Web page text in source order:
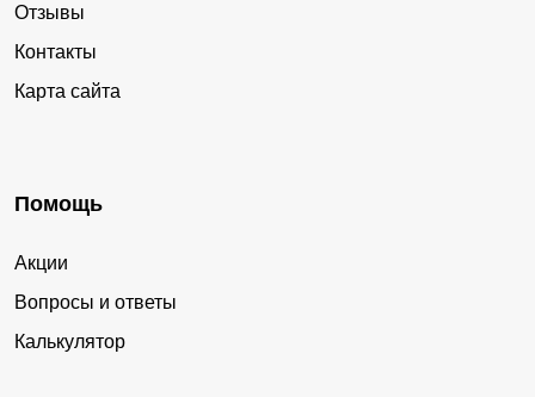
Отзывы
Контакты
Карта сайта
Помощь
Акции
Вопросы и ответы
Калькулятор